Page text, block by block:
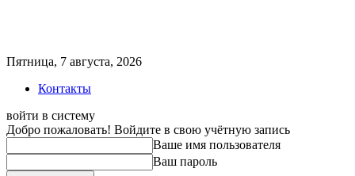
Пятница, 7 августа, 2026
Контакты
войти в систему
Добро пожаловать! Войдите в свою учётную запись
Ваше имя пользователя
Ваш пароль